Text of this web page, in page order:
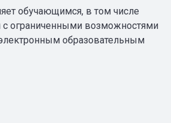
обучающимся, в том числе
ограниченными возможностями
образовательным